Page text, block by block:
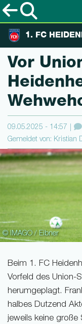
1. FC
Vor
09.05.2025 - 14:57
Gemeldet von: Kristian
© IMAGO / Eibner
Beim 1. FC
Vorfeld des Union-
herumgeplagt.
halbes Dutzend
jeweils keine große